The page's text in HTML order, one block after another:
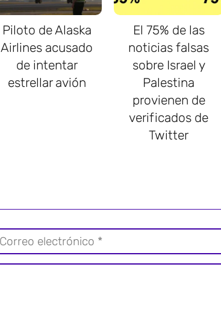
Piloto de Alaska
Airlines acusado
de intentar
estrellar avión
El 75% de las
noticias falsas
sobre Israel y
Palestina
provienen de
verificados de
Twitter